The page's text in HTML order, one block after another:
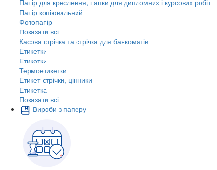
Папір для креслення, папки для дипломних і курсових робіт
Папір копіювальний
Фотопапір
Показати всі
Касова стрічка та стрічка для банкоматів
Етикетки
Етикетки
Термоетикетки
Етикет-стрічки, цінники
Етикетка
Показати всі
Вироби з паперу